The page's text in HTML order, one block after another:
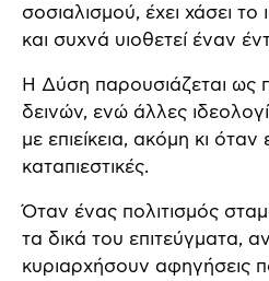
σοσιαλισμού, έχει χάσει
και συχνά υιοθετεί έναν
Η Δύση παρουσιάζεται ως
δεινών, ενώ άλλες
με επιείκεια, ακόμη κι
καταπιεστικές.
Όταν ένας πολιτισμός
τα δικά του επιτεύγματα,
κυριαρχήσουν αφηγήσεις